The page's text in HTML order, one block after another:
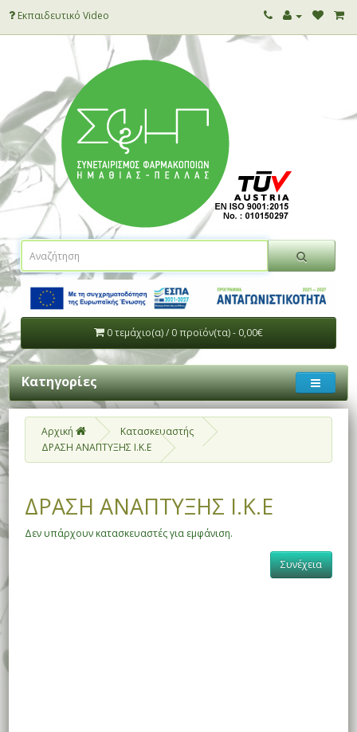
Εκπαιδευτικό Video
0 τεμάχιο(α) / 0 προϊόν(τα) - 0,00€
Κατηγορίες
Αρχική
Κατασκευαστής
ΔΡΑΣΗ ΑΝΑΠΤΥΞΗΣ Ι.Κ.Ε
ΔΡΑΣΗ ΑΝΑΠΤΥΞΗΣ Ι.Κ.Ε
Δεν υπάρχουν κατασκευαστές για εμφάνιση.
Συνέχεια